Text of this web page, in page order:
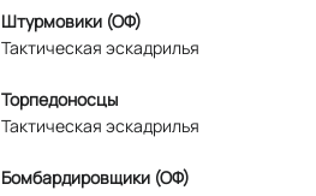
Штурмовики (ОФ)
Тактическая эскадрилья
Торпедоносцы
Тактическая эскадрилья
Бомбардировщики (ОФ)